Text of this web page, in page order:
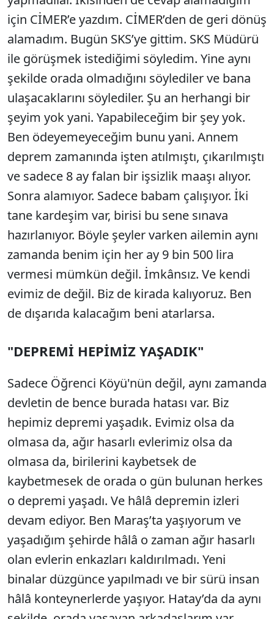
için CİMER’e yazdım. CİMER’den de geri dönüş
alamadım. Bugün SKS’ye gittim. SKS Müdürü
ile görüşmek istediğimi söyledim. Yine aynı
şekilde orada olmadığını söylediler ve bana
ulaşacaklarını söylediler. Şu an herhangi bir
şeyim yok yani. Yapabileceğim bir şey yok.
Ben ödeyemeyeceğim bunu yani. Annem
deprem zamanında işten atılmıştı, çıkarılmıştı
ve sadece 8 ay falan bir işsizlik maaşı alıyor.
Sonra alamıyor. Sadece babam çalışıyor. İki
tane kardeşim var, birisi bu sene sınava
hazırlanıyor. Böyle şeyler varken ailemin aynı
zamanda benim için her ay 9 bin 500 lira
vermesi mümkün değil. İmkânsız. Ve kendi
evimiz de değil. Biz de kirada kalıyoruz. Ben
de dışarıda kalacağım beni atarlarsa.
"DEPREMİ HEPİMİZ YAŞADIK"
Sadece Öğrenci Köyü'nün değil, aynı zamanda
devletin de bence burada hatası var. Biz
hepimiz depremi yaşadık. Evimiz olsa da
olmasa da, ağır hasarlı evlerimiz olsa da
olmasa da, birilerini kaybetsek de
kaybetmesek de orada o gün bulunan herkes
o depremi yaşadı. Ve hâlâ depremin izleri
devam ediyor. Ben Maraş’ta yaşıyorum ve
yaşadığım şehirde hâlâ o zaman ağır hasarlı
olan evlerin enkazları kaldırılmadı. Yeni
binalar düzgünce yapılmadı ve bir sürü insan
hâlâ konteynerlerde yaşıyor. Hatay’da da aynı